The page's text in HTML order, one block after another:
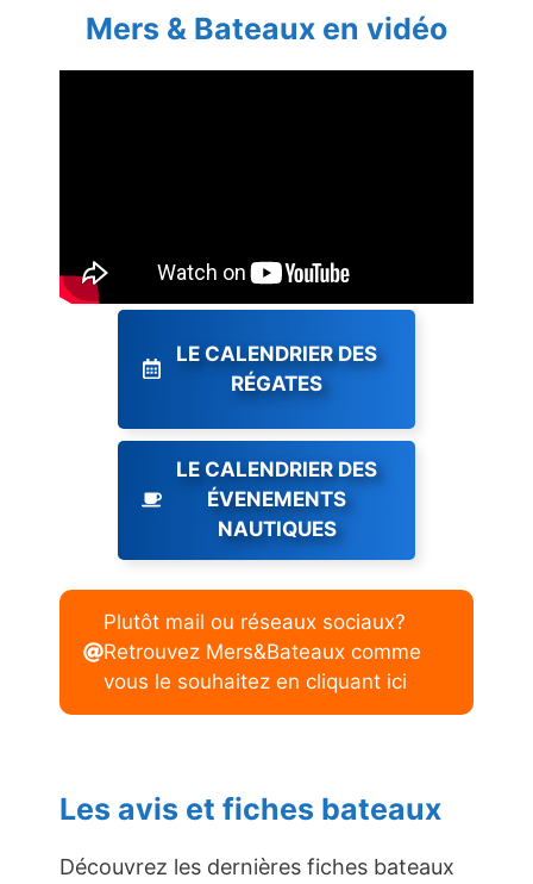
Mers & Bateaux en vidéo
LE CALENDRIER DES
RÉGATES
LE CALENDRIER DES
ÉVENEMENTS
NAUTIQUES
Plutôt mail ou réseaux sociaux?
Retrouvez Mers&Bateaux comme
vous le souhaitez en cliquant ici
Les avis et fiches bateaux
Découvrez les dernières fiches bateaux